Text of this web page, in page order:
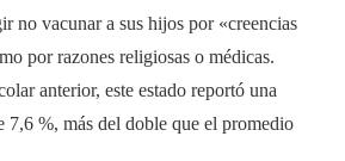
no vacunar a sus hijos por «creencias
por razones religiosas o médicas.
anterior, este estado reportó una
7,6 %, más del doble que el promedio